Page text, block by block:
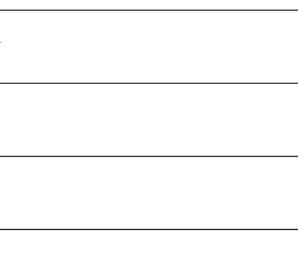
り水晶）
晶）